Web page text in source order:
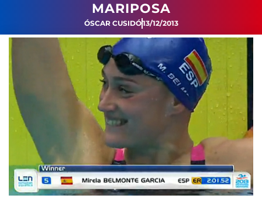
MARIPOSA
ÓSCAR CUSIDÓ13/12/2013